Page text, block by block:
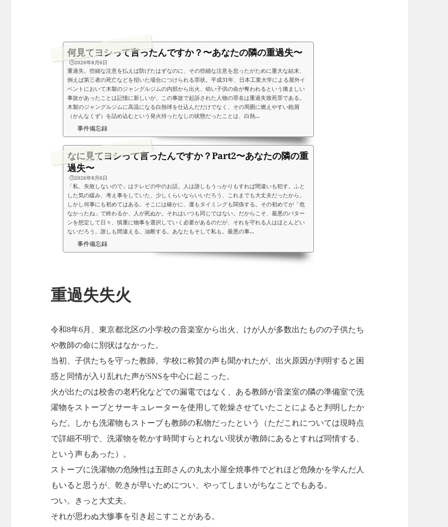
何見てヨシって言ったんですか？〜あなたの隣の重過失〜
🕒️2026年8月6日
重過失。些細な注意を払えば防げたはずなのに、その些細な注意を怠ったがために重大な結末、
例えば第三者の死亡などを招いた場合につけられる罪状。平成31年、日本工業大学による屋外イ
ベントにおいて木製のジャングルジムの内部から出火、幼い子供の命が奪われるという痛ましい
事故があったことは記憶に新しいが、この事故で起訴された人物の罪名は重過失致死罪である。
木製のジャングルジムに高温になる白熱球を仕込んだだけでなく、その周囲に燃えやすい鉋屑
（かんなくず）を詰め込むという発火待ったなしの状態だったことは、白熱...
事件備忘録
なに見てヨシって言ったんですか？Part2〜あなたの隣の重
過失〜
🕒️2026年8月6日
「私、失敗しないので」はテレビの中のお話。人は誰しもうっかりもすれば間違いも犯す。ふと
した気の緩み、考え事をしていた、少しくらいならいいだろう、これまでも大丈夫だったから。
しかし何事にも初めてはある。そこには確かに、運もタイミングも関係する。その初めてが「危
なかったね」で終わるか、人が死ぬか。それはいつも同じではない。だからこそ、最悪のパター
ンを想定して日々、慎重に物事を選択していく必要があるのだが、それを守れる人はほとんどい
ないだろう。誰しも間違える。油断する。あなたもそして私も。最悪の事...
事件備忘録
重過失失火
令和8年6月、東京都北区の小学校の音楽室から出火、けが人が多数出たものの子供たち
や教師の命に別状はなかった。
当初、子供たちを守った教師、学校に称賛の声も聞かれたが、出火原因が判明すると困
惑と同情が入り乱れた声がSNSを中心に起こった。
火が出たのは校舎の老朽化などでの漏電ではなく、ある教師が音楽室の隣の準備室で洗
濯物をストーブとサーキュレーターを使用して乾燥させていたことによると判明したか
らだ。しかも洗濯物もストーブも教師の私物だったという（ただこれについては現時点
で詳細不明で、洗濯物を乾かす時間すらとれない現状が教師にあるとすれば同情する、
という声もあった）。
ストーブに洗濯物の危険性は五郎さんの丸太小屋全焼事件でどれほど危険かを学んだ人
もいると思うが、乾きが早いためについ、やってしまいがちなことでもある。
つい。きっと大丈夫。
それが思わぬ大惨事を引き起こすことがある。